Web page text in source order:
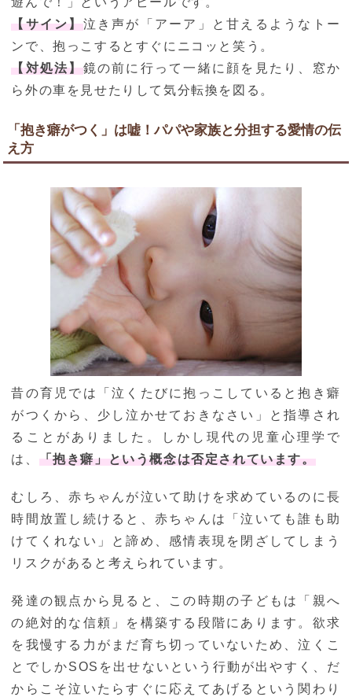
【サイン】泣き声が「アーア」と甘えるようなトー
ンで、抱っこするとすぐにニコッと笑う。
【対処法】鏡の前に行って一緒に顔を見たり、窓か
ら外の車を見せたりして気分転換を図る。
「抱き癖がつく」は嘘！パパや家族と分担する愛情の伝
え方
昔の育児では「泣くたびに抱っこしていると抱き癖
がつくから、少し泣かせておきなさい」と指導され
ることがありました。しかし現代の児童心理学で
は、 「抱き癖」という概念は否定されています。
むしろ、赤ちゃんが泣いて助けを求めているのに長
時間放置し続けると、赤ちゃんは「泣いても誰も助
けてくれない」と諦め、感情表現を閉ざしてしまう
リスクがあると考えられています。
発達の観点から見ると、この時期の子どもは「親へ
の絶対的な信頼」を構築する段階にあります。欲求
を我慢する力がまだ育ち切っていないため、泣くこ
とでしかSOSを出せないという行動が出やすく、だ
からこそ泣いたらすぐに応えてあげるという関わり